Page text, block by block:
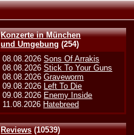
Konzerte in München
und Umgebung (254)
08.08.2026Sons Of Arrakis
08.08.2026Stick To Your Guns
08.08.2026Graveworm
09.08.2026 Left To Die
09.08.2026 Enemy Inside
11.08.2026 Hatebreed
Reviews(10539)